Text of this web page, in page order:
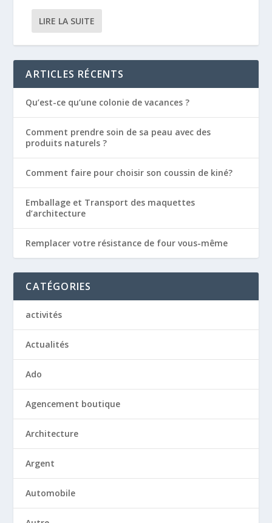
LIRE LA SUITE
ARTICLES RÉCENTS
Qu’est-ce qu’une colonie de vacances ?
Comment prendre soin de sa peau avec des
produits naturels ?
Comment faire pour choisir son coussin de kiné?
Emballage et Transport des maquettes
d’architecture
Remplacer votre résistance de four vous-même
CATÉGORIES
activités
Actualités
Ado
Agencement boutique
Architecture
Argent
Automobile